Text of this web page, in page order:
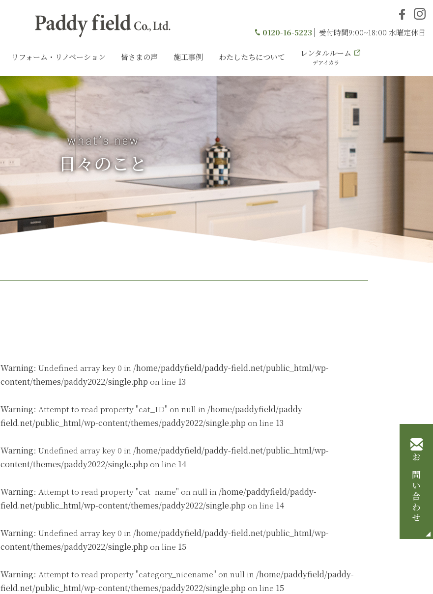
0120-16-5223 受付時間9:00~18:00 水曜定休日
リフォーム・リノベーション 皆さまの声 施工事例 わたしたちについて レンタルルーム
デアイカラ
お問い合わせ
日々のこと
Warning: Undefined array key 0 in /home/paddyfield/paddy-field.net/public_html/wp-
content/themes/paddy2022/single.php on line 13
Warning: Attempt to read property "cat_ID" on null in /home/paddyfield/paddy-
field.net/public_html/wp-content/themes/paddy2022/single.php on line 13
Warning: Undefined array key 0 in /home/paddyfield/paddy-field.net/public_html/wp-
content/themes/paddy2022/single.php on line 14
Warning: Attempt to read property "cat_name" on null in /home/paddyfield/paddy-
field.net/public_html/wp-content/themes/paddy2022/single.php on line 14
Warning: Undefined array key 0 in /home/paddyfield/paddy-field.net/public_html/wp-
content/themes/paddy2022/single.php on line 15
Warning: Attempt to read property "category_nicename" on null in /home/paddyfield/paddy-
field.net/public_html/wp-content/themes/paddy2022/single.php on line 15